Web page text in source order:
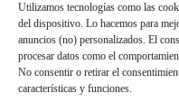
Utilizamos tecnologías como las
del dispositivo. Lo hacemos para
anuncios (no) personalizados. El
procesar datos como el
No consentir o retirar el
características y funciones.
Publicar el comentario